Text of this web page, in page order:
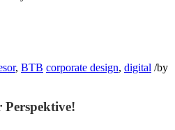
, BTB corporate design, digital /by